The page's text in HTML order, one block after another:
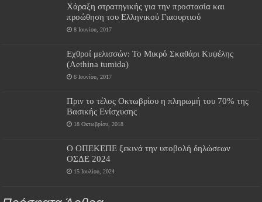
Χάραξη στρατηγικής για την προστασία και
προώθηση του Ελληνικού Γιαουρτιού
8 Ιουνίου, 2017
Εχθροί μελισσών: Το Μικρό Σκαθάρι Κυψέλης
(Aethina tumida)
6 Ιουνίου, 2017
Πριν το τέλος Οκτωβρίου η πληρωμή του 70% της
Βασικής Ενίσχυσης
18 Οκτωβρίου, 2018
Ο ΟΠΕΚΕΠΕ ξεκινά την υποβολή δηλώσεων
ΟΣΔΕ 2024
15 Ιουλίου, 2024